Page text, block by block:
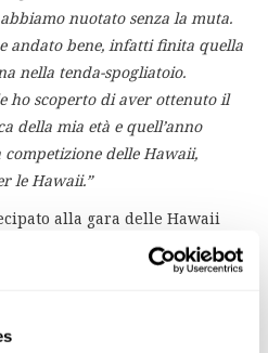
nuotato senza la muta.
andato bene, infatti finita quella
nella tenda-spogliatoio.
scoperto di aver ottenuto il
della mia età e quell’anno
delle Hawaii,
le Hawaii.”
alla gara delle Hawaii
la competizione è
di Kalmar.
e tira vento. La